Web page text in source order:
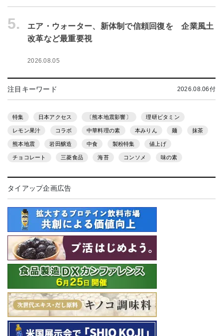
5.
エア・ウォーター、新体制で信頼回復を 企業風土
改革など最重要視
2026.08.05
注目キーワード 2026.08.06付
特集 日本アクセス 〔熊本地震影響〕 理研ビタミン
レモン果汁 コラボ 中華料理の素 本みりん 麺 抹茶
熊本地震 岩田醸造 中食 製粉特集 値上げ
チョコレート 三菱食品 海苔 コンソメ 味の素
タイアップ企画広告